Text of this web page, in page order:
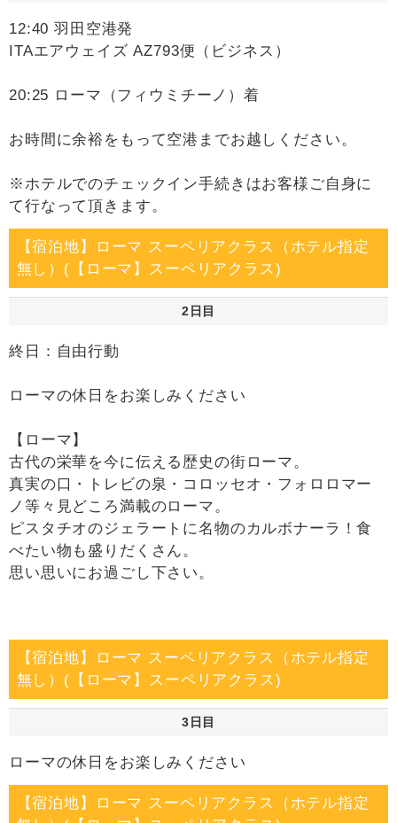
12:40 羽田空港発
ITAエアウェイズ AZ793便（ビジネス）
20:25 ローマ（フィウミチーノ）着
お時間に余裕をもって空港までお越しください。
※ホテルでのチェックイン手続きはお客様ご自身に
て行なって頂きます。
【宿泊地】ローマ スーペリアクラス（ホテル指定
無し）(【ローマ】スーペリアクラス)
2日目
終日：自由行動
ローマの休日をお楽しみください
【ローマ】
古代の栄華を今に伝える歴史の街ローマ。
真実の口・トレビの泉・コロッセオ・フォロロマー
ノ等々見どころ満載のローマ。
ピスタチオのジェラートに名物のカルボナーラ！食
べたい物も盛りだくさん。
思い思いにお過ごし下さい。
【宿泊地】ローマ スーペリアクラス（ホテル指定
無し）(【ローマ】スーペリアクラス)
3日目
ローマの休日をお楽しみください
【宿泊地】ローマ スーペリアクラス（ホテル指定